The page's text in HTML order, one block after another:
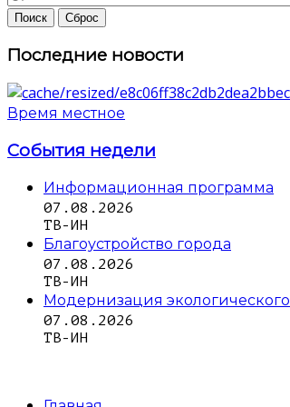
Последние новости
Время местное
События недели
Информационная программа
07.08.2026
ТВ-ИН
Благоустройство города
07.08.2026
ТВ-ИН
Модернизация экологического
07.08.2026
ТВ-ИН